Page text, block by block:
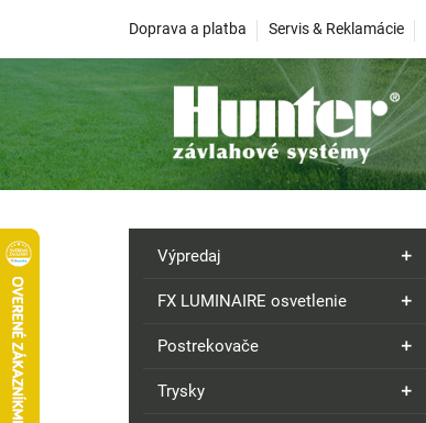
Doprava a platba Servis & Reklamácie
Výpredaj
FX LUMINAIRE osvetlenie
Postrekovače
Trysky